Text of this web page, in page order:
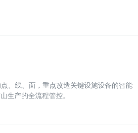
、线、面，重点改造关键设施设备的智能
生产的全流程管控。